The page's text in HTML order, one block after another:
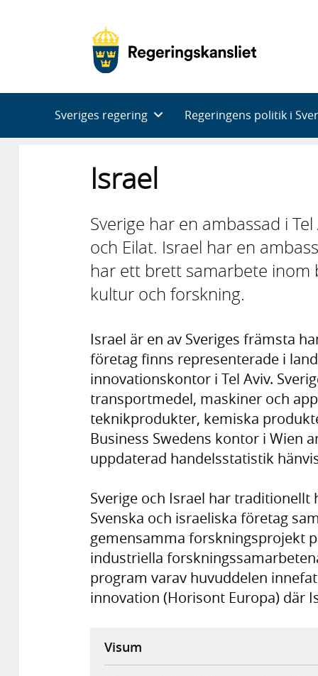
Sveriges regering Regeringens politik i
Israel
Sverige har en ambassad i
och Eilat. Israel har en
har ett brett samarbete inom
kultur och forskning.
Israel är en av Sveriges främsta
företag finns representerade i
innovationskontor i Tel Aviv.
transportmedel, maskiner och
teknikprodukter, kemiska
Business Swedens kontor i Wien
uppdaterad handelsstatistik
Sverige och Israel har
Svenska och israeliska företag
gemensamma forskningsprojekt
industriella
program varav huvuddelen
innovation (Horisont Europa) där
Visum